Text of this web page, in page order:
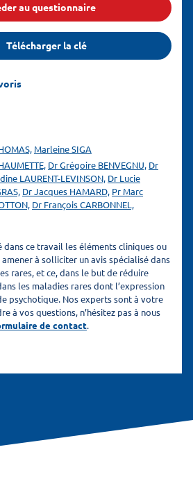
au questionnaire
Télécharger la clé
Marleine SIGA
Dr Grégoire BENVEGNU, Dr
LAURENT-LEVINSON, Dr Lucie
Dr Jacques HAMARD, Pr Marc
Dr François CARBONNEL,
ce travail les éléments cliniques ou
à solliciter un avis spécialisé dans
rares, et ce, dans le but de réduire
les maladies rares dont l’expression
psychotique. Nos experts sont à votre
à vos questions, n’hésitez pas à nous
de contact.